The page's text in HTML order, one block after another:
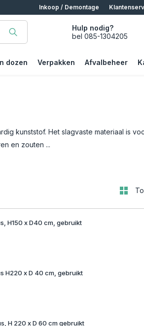
Kantoor, Bedrijf, Particulier
Inkoop / Demontage
Hulp nodig?
bel 085-1304205
dozen Verpakken Afvalbeheer
kunststof. Het slagvaste materiaal is
en zouten ...
H150 x D40 cm, gebruikt
H220 x D 40 cm, gebruikt
H 220 x D 60 cm gebruikt